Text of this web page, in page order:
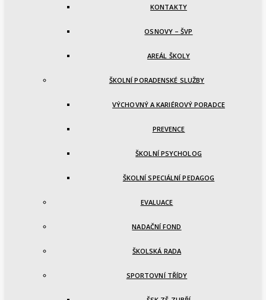
KONTAKTY
OSNOVY – ŠVP
AREÁL ŠKOLY
ŠKOLNÍ PORADENSKÉ SLUŽBY
VÝCHOVNÝ A KARIÉROVÝ PORADCE
PREVENCE
ŠKOLNÍ PSYCHOLOG
ŠKOLNÍ SPECIÁLNÍ PEDAGOG
EVALUACE
NADAČNÍ FOND
ŠKOLSKÁ RADA
SPORTOVNÍ TŘÍDY